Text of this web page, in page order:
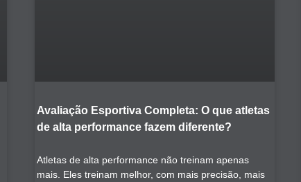
Avaliação Esportiva Completa: O que atletas
de alta performance fazem diferente?
Atletas de alta performance não treinam apenas
mais. Eles treinam melhor, com mais precisão, mais